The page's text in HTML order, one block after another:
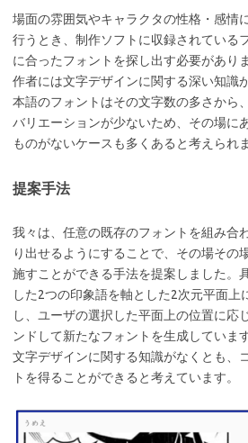
場面の雰囲気やキャラクタの性格・感情
行うとき、制作ソフトに収録されている
に合ったフォントを探し出す必要があり
作者には文字デザインに関する深い知識
本語のフォントはその文字数の多さから
バリエーションが少ないため、その場に
ものがないケースも多くあると考えられま
提案手法
我々は、任意の既存のフォントを組み合
り出せるようにすることで、その場その
施すことができる手法を提案しました。
した2つの印象語を軸とした2次元平面上
し、ユーザの選択した平面上の位置に応
ンドして新たなフォントを生成していま
文字デザインに関する知識がなくとも、
トを得ることができると考えています。